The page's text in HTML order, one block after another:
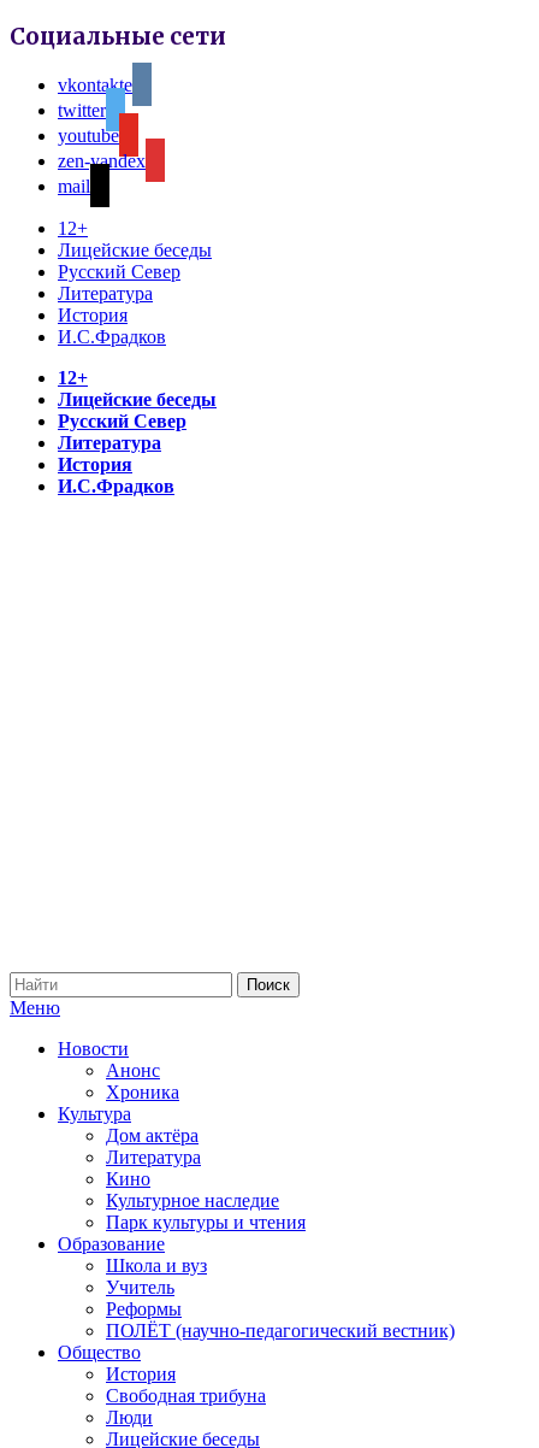
Социальные сети
vkontakte
twitter
youtube
zen-yandex
mail
12+
Лицейские беседы
Русский Север
Литература
История
И.С.Фрадков
12+
Лицейские беседы
Русский Север
Литература
История
И.С.Фрадков
Меню
Новости
Анонс
Хроника
Культура
Дом актёра
Литература
Кино
Культурное наследие
Парк культуры и чтения
Образование
Школа и вуз
Учитель
Реформы
ПОЛЁТ (научно-педагогический вестник)
Общество
История
Свободная трибуна
Люди
Лицейские беседы